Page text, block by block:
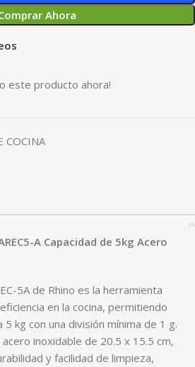
Ahora
este producto ahora!
COCINA
A Capacidad de 5kg Acero
5A de Rhino es la herramienta
en la cocina, permitiendo
kg con una división mínima de 1 g.
inoxidable de 20.5 x 15.5 cm,
y facilidad de limpieza,